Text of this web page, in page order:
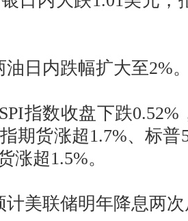
日内跌幅扩大至2%
指数收盘下跌0.52%
期货涨超1.7%、标
涨超1.5%。
美联储明年降息两次